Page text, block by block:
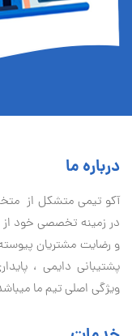
درباره ما
آكو تيمی متشکل از
در زمینه تخصصی خود از
و رضایت مشتریان
پشتیبانی دايمی ،
ویژگی اصلی تیم ما